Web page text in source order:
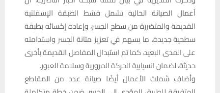
أعمال الصيانة الحالية تشمل قشط الطبقة الإسفلتية
القديمة والمتضررة من سطح الجسر، وإعادة إكسائه بطبقة
سطحية جديدة، ما يسهم في تعزيز متانة الجسر واستدامته
على المدى البعيد، كما تم استبدال المفاصل القديمة بأخرى
حديثة، لضمان انسيابية الحركة المرورية وسلامة العبور.
وأضاف شملت الأعمال أيضًا صيانة عدد من المقاطع